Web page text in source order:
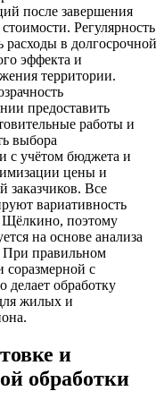
после завершения
Регулярность
расходы в долгосрочной
эффекта и
территории.
предоставить
работы и
выбора
с учётом бюджета и
цены и
заказчиков. Все
вариативность
Щёлкино, поэтому
на основе анализа
При правильном
соразмерной с
делает обработку
жилых и
и
обработки